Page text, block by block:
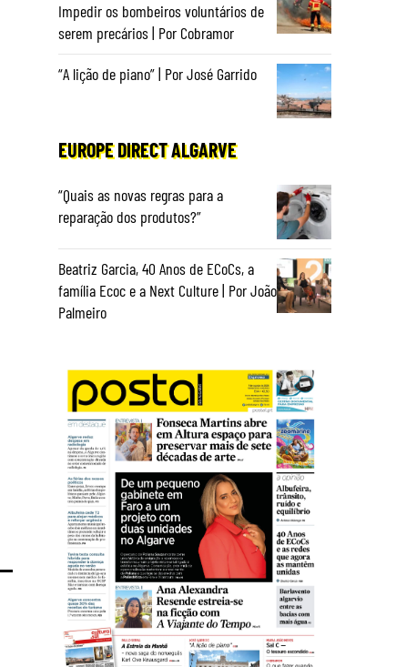
Impedir os bombeiros voluntários de
serem precários | Por Cobramor
“A lição de piano” | Por José Garrido
EUROPE DIRECT ALGARVE
“Quais as novas regras para a
reparação dos produtos?”
Beatriz Garcia, 40 Anos de ECoCs, a
família Ecoc e a Next Culture | Por João
Palmeiro